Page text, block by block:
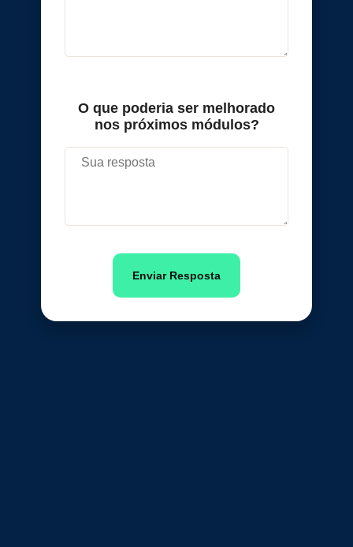
O que poderia ser melhorado
nos próximos módulos?